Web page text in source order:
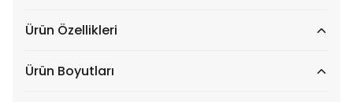
Ürün Özellikleri
Ürün Boyutları